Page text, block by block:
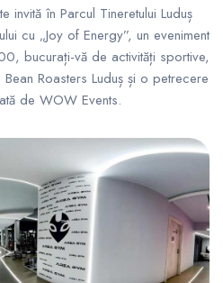
invită în Parcul Tineretului Luduș
cu „Joy of Energy”, un eveniment
bucurați-vă de activități sportive,
Roasters Luduș și o petrecere
de WOW Events.